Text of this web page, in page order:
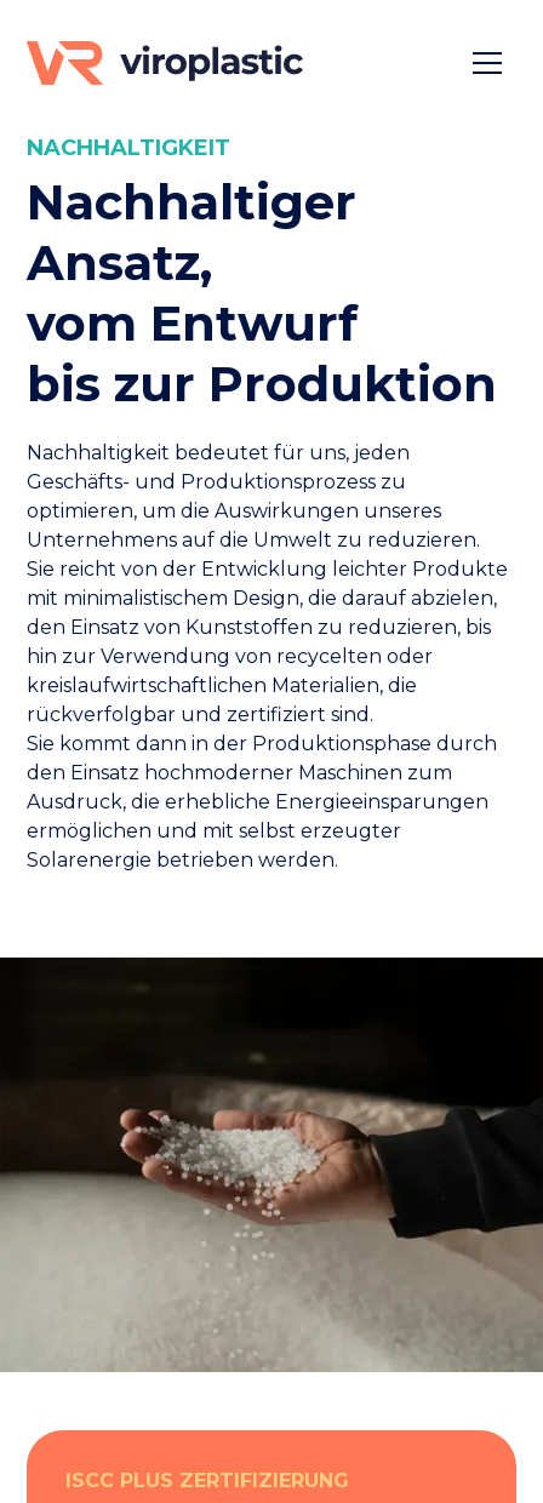
NACHHALTIGKEIT
Nachhaltiger
Ansatz,
vom Entwurf
bis zur Produktion
Nachhaltigkeit bedeutet für uns, jeden
Geschäfts- und Produktionsprozess zu
optimieren, um die Auswirkungen unseres
Unternehmens auf die Umwelt zu reduzieren.
Sie reicht von der Entwicklung leichter Produkte
mit minimalistischem Design, die darauf abzielen,
den Einsatz von Kunststoffen zu reduzieren, bis
hin zur Verwendung von recycelten oder
kreislaufwirtschaftlichen Materialien, die
rückverfolgbar und zertifiziert sind.
Sie kommt dann in der Produktionsphase durch
den Einsatz hochmoderner Maschinen zum
Ausdruck, die erhebliche Energieeinsparungen
ermöglichen und mit selbst erzeugter
Solarenergie betrieben werden.
ISCC PLUS ZERTIFIZIERUNG